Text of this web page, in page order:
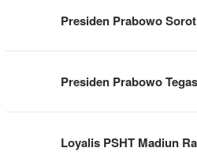
Presiden Prabowo
Presiden Prabowo
Loyalis PSHT Madiun